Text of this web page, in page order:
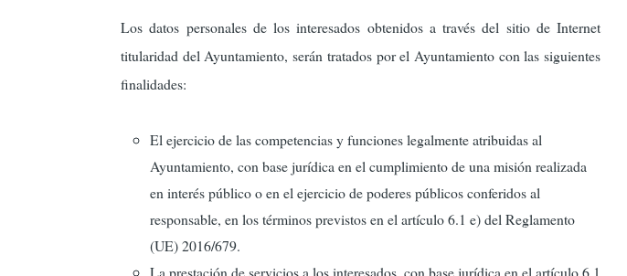
Los datos personales de los interesados obtenidos a través del sitio de Internet
titularidad del Ayuntamiento, serán tratados por el Ayuntamiento con las siguientes
finalidades:
El ejercicio de las competencias y funciones legalmente atribuidas al
Ayuntamiento, con base jurídica en el cumplimiento de una misión realizada
en interés público o en el ejercicio de poderes públicos conferidos al
responsable, en los términos previstos en el artículo 6.1 e) del Reglamento
(UE) 2016/679.
La prestación de servicios a los interesados, con base jurídica en el artículo 6.1